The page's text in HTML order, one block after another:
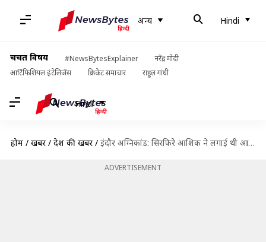
अन्य Hindi
चर्चित विषय #NewsBytesExplainer
नरेंद्र मोदी
आर्टिफिशियल इंटेलिजेंस
क्रिकेट समाचार राहुल गांधी
Hindi
होम / खबरें / देश की खबरें / इंदौर अग्निकांड: सिरफिरे आशिक ने लगाई थी आग, शादी का प्रस्ताव ठुकराने से था नाराज
ADVERTISEMENT